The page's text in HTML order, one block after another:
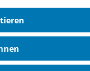
inklusiv
inklusiv B